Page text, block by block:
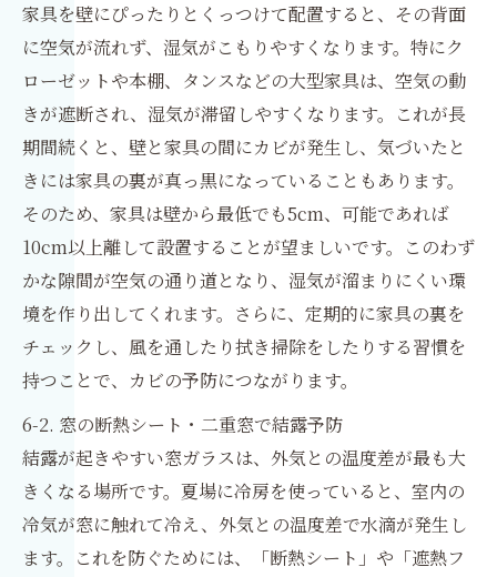
家具を壁にぴったりとくっつけて配置すると、その背面
に空気が流れず、湿気がこもりやすくなります。特にク
ローゼットや本棚、タンスなどの大型家具は、空気の動
きが遮断され、湿気が滞留しやすくなります。これが長
期間続くと、壁と家具の間にカビが発生し、気づいたと
きには家具の裏が真っ黒になっていることもあります。
そのため、家具は壁から最低でも5cm、可能であれば
10cm以上離して設置することが望ましいです。このわず
かな隙間が空気の通り道となり、湿気が溜まりにくい環
境を作り出してくれます。さらに、定期的に家具の裏を
チェックし、風を通したり拭き掃除をしたりする習慣を
持つことで、カビの予防につながります。
6-2. 窓の断熱シート・二重窓で結露予防
結露が起きやすい窓ガラスは、外気との温度差が最も大
きくなる場所です。夏場に冷房を使っていると、室内の
冷気が窓に触れて冷え、外気との温度差で水滴が発生し
ます。これを防ぐためには、「断熱シート」や「遮熱フ